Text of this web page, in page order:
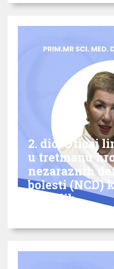
2. dio: Uticaj
u tretmanu
nezaraznih
bolesti (NCD)
odraslih